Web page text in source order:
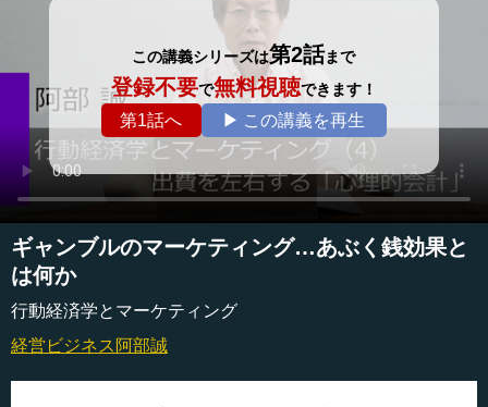
この講義シリーズは第2話まで
登録不要で無料視聴できます！
第1話へ ▶ この講義を再生
ギャンブルのマーケティング…あぶく銭効果と
は何か
行動経済学とマーケティング
経営ビジネス 阿部誠